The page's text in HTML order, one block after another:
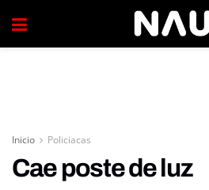
Inicio Policiacas
Cae poste de luz